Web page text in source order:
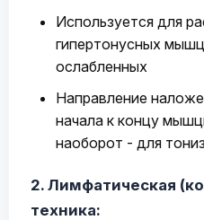
Используется для
гипертонусных
ослабленных
Направление
начала к концу
наоборот - для
2. Лимфатическая
техника: